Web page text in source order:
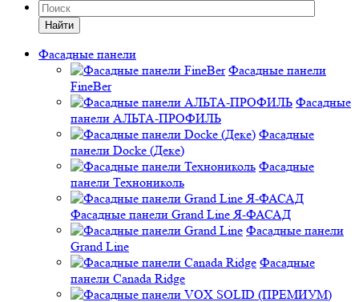
Найти
Фасадные панели
Фасадные панели
FineBer
Фасадные
панели АЛЬТА-ПРОФИЛЬ
Фасадные
панели Docke (Деке)
Фасадные
панели Технониколь
Фасадные панели Grand Line Я-ФАСАД
Фасадные панели
Grand Line
Фасадные
панели Canada Ridge